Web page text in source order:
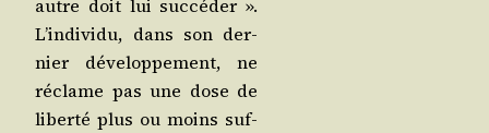
autre doit lui suc­cé­der ».
L’in­di­vi­du, dans son der­
nier déve­lop­pe­ment, ne
réclame pas une dose de
liber­té plus ou moins suf­